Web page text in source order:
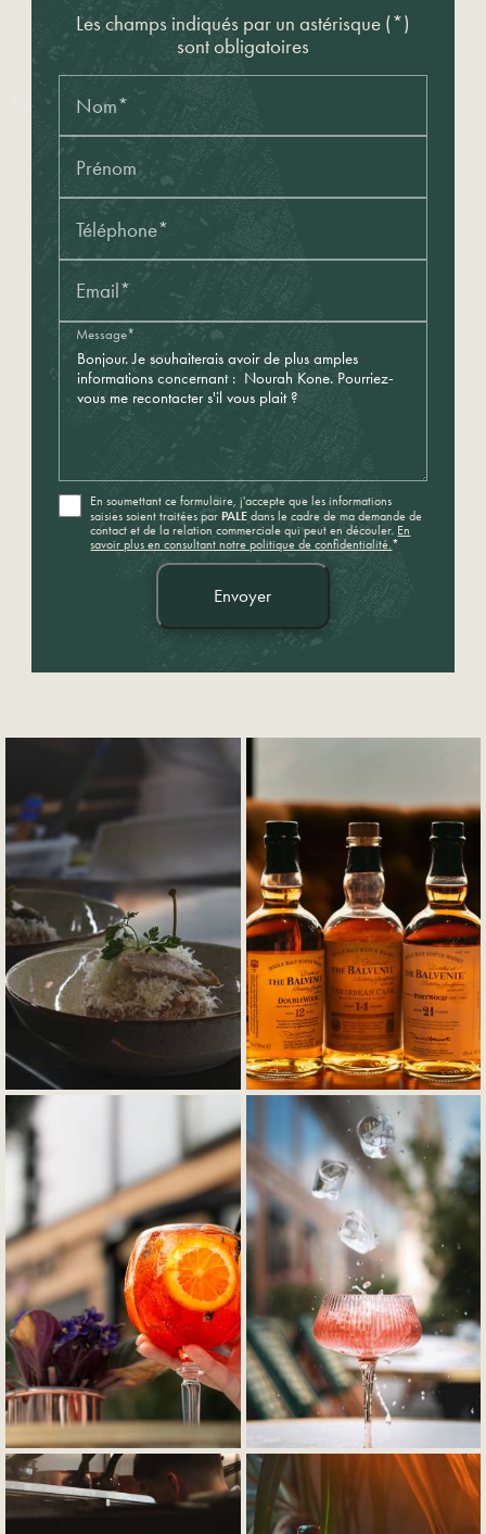
Les champs indiqués par un astérisque (*)
sont obligatoires
Nom*
Prénom
Téléphone*
Email*
Message*
En soumettant ce formulaire, j'accepte que les informations
saisies soient traitées parPALE dans le cadre de ma demande de
contact et de la relation commerciale qui peut en découler. En
savoir plus en consultant notre politique de confidentialité. *